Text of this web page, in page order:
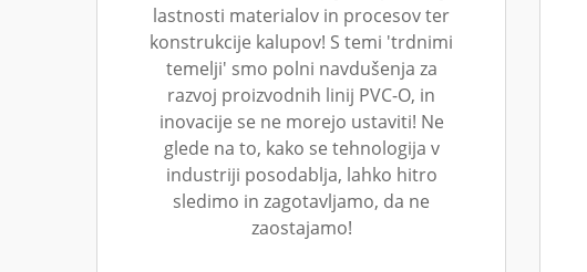
lastnosti materialov in procesov ter
konstrukcije kalupov! S temi 'trdnimi
temelji' smo polni navdušenja za
razvoj proizvodnih linij PVC-O, in
inovacije se ne morejo ustaviti! Ne
glede na to, kako se tehnologija v
industriji posodablja, lahko hitro
sledimo in zagotavljamo, da ne
zaostajamo!